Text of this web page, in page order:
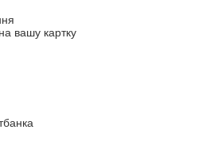
вашу картку